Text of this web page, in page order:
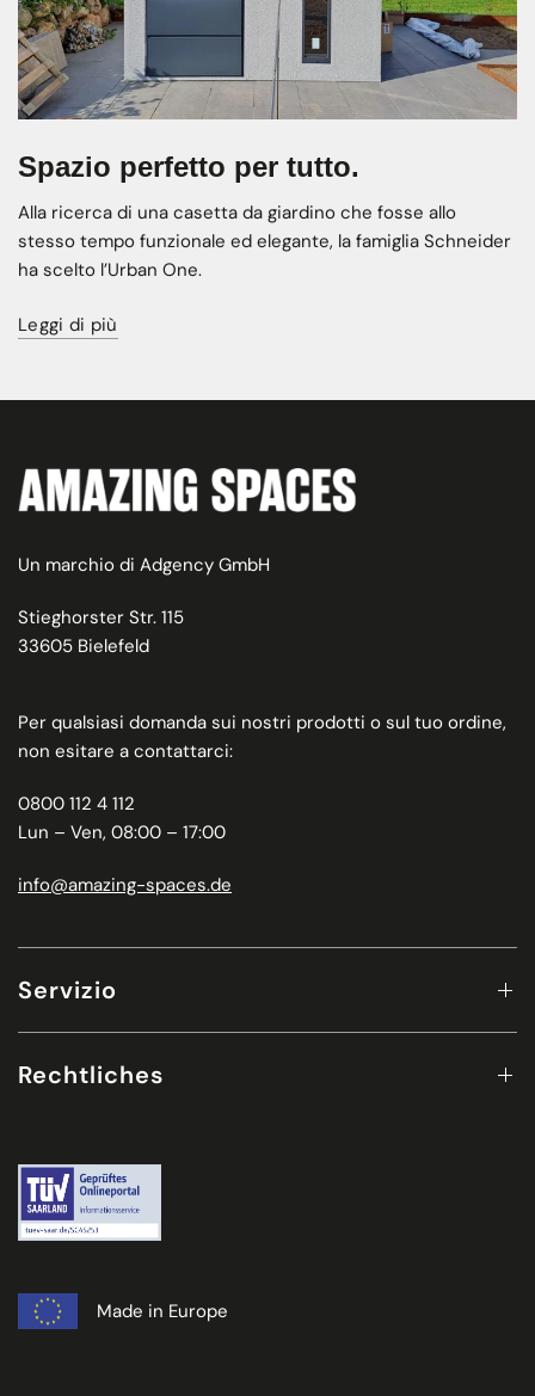
Spazio perfetto per tutto.
Alla ricerca di una casetta da giardino che fosse allo
stesso tempo funzionale ed elegante, la famiglia Schneider
ha scelto l’Urban One.
Leggi di più
Un marchio di Adgency GmbH
Stieghorster Str. 115
33605 Bielefeld
Per qualsiasi domanda sui nostri prodotti o sul tuo ordine,
non esitare a contattarci:
0800 112 4 112
Lun – Ven, 08:00 – 17:00
info@amazing-spaces.de
Servizio
Rechtliches
Made in Europe